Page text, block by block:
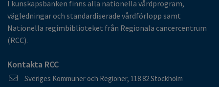
I kunskapsbanken finns alla nationella vårdprogram,
vägledningar och standardiserade vårdförlopp samt
Nationella regimbiblioteket från Regionala cancercentrum
(RCC).
Kontakta RCC
Postadress
Sveriges Kommuner och Regioner, 118 82 Stockholm